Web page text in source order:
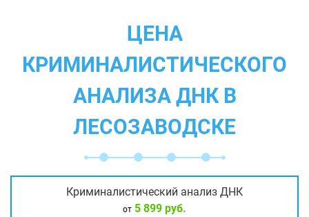
ЦЕНА
КРИМИНАЛИСТИЧЕСКОГО
АНАЛИЗА ДНК В
ЛЕСОЗАВОДСКЕ
Криминалистический анализ ДНК
от 5 899 руб.